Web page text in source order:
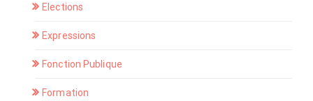
Elections
Expressions
Fonction Publique
Formation